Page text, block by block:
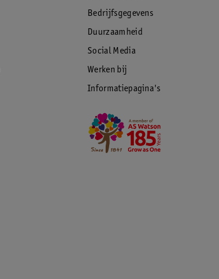
Bedrijfsgegevens
Duurzaamheid
Social Media
Werken bij
Informatiepagina's